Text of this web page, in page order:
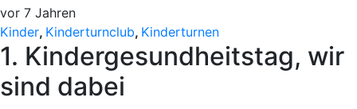
vor 7 Jahren
Kinder, Kinderturnclub, Kinderturnen
1. Kindergesundheitstag, wir
sind dabei